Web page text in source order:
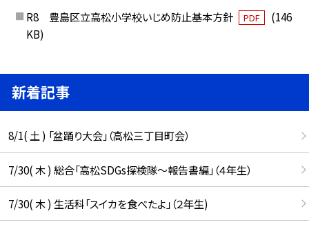
R8 豊島区立高松小学校いじめ防止基本方針
PDF
(146
KB)
新着記事
8/1( 土 ) 「盆踊り大会」（高松三丁目町会）
7/30( 木 ) 総合「高松SDGs探検隊〜報告書編」（４年生）
7/30( 木 ) 生活科「スイカを食べたよ」（２年生)